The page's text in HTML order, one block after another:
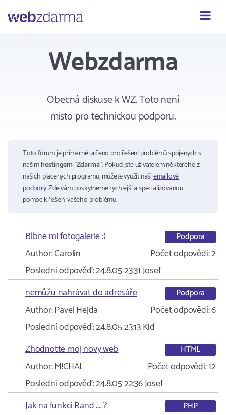
Webzdarma
Obecná diskuse k WZ. Toto není
místo pro technickou podporu.
Toto fórum je primárně určeno pro řešení problémů spojených s
našímhostingem "Zdarma". Pokud jste uživatelem některého z
našich placených programů, můžete využít našíemailové
podpory. Zde vám poskytneme rychlejší a specializovanou
pomoc k řešení vašeho problému.
Blbne mi fotogalerie :( Podpora
Author:Carolin Počet odpovědí:2
Poslední odpověď:24.8.05 23:31Josef
nemůžu nahrávat do adresáře
Podpora
Author:Pavel Hejda Počet odpovědí:6
Poslední odpověď:24.8.05 23:13Kid
Zhodnotte moj novy web
HTML
Author:M!CHAL Počet odpovědí:12
Poslední odpověď:24.8.05 22:36Josef
Jak na funkci Rand .... ?
PHP